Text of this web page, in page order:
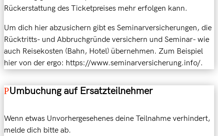
Rückerstattung des Ticketpreises mehr erfolgen kann.
Um dich hier abzusichern gibt es Seminarversicherungen, die
Rücktritts- und Abbruchgründe versichern und Seminar- wie
auch Reisekosten (Bahn, Hotel) übernehmen. Zum Beispiel
hier von der ergo: https://www.seminarversicherung.info/.
Umbuchung auf Ersatzteilnehmer
Wenn etwas Unvorhergesehenes deine Teilnahme verhindert,
melde dich bitte ab.